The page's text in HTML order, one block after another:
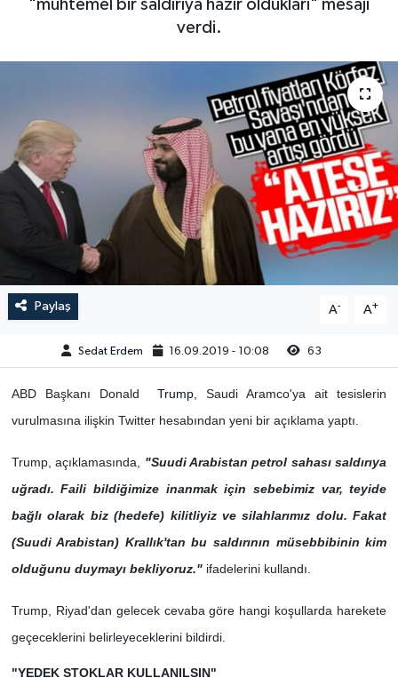
"muhtemel bir saldırıya hazır oldukları" mesajı
verdi.
Paylaş A- A+
Sedat Erdem 16.09.2019 - 10:08 63
ABD Başkanı Donald Trump , Saudi Aramco'ya ait tesislerin
vurulmasına ilişkin Twitter hesabından yeni bir açıklama yaptı.
Trump, açıklamasında, "Suudi Arabistan petrol sahası saldırıya
uğradı. Faili bildiğimize inanmak için sebebimiz var, teyide
bağlı olarak biz (hedefe) kilitliyiz ve silahlarımız dolu. Fakat
(Suudi Arabistan) Krallık'tan bu saldırının müsebbibinin kim
olduğunu duymayı bekliyoruz."ifadelerini kullandı.
Trump, Riyad'dan gelecek cevaba göre hangi koşullarda harekete
geçeceklerini belirleyeceklerini bildirdi.
"YEDEK STOKLAR KULLANILSIN"